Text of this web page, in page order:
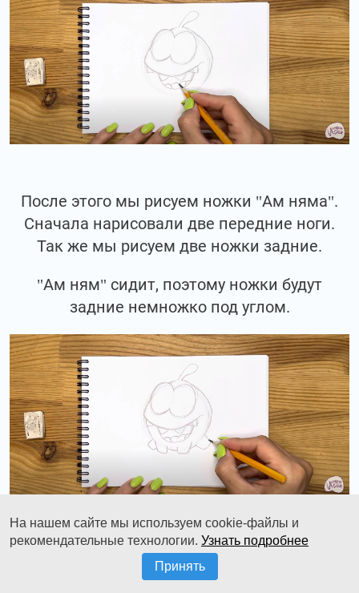
После этого мы рисуем ножки "Ам няма".
Сначала нарисовали две передние ноги.
Так же мы рисуем две ножки задние.
"Ам ням" сидит, поэтому ножки будут
задние немножко под углом.
Правую ножку мы видим с боку, поэтому
добавляем ей еще и овал.
На нашем сайте мы используем cookie-файлы и
рекомендательные технологии. Узнать подробнее
Принять